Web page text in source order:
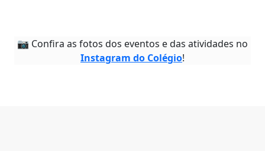
📷 Confira as fotos dos eventos e das atividades no
Instagram do Colégio!